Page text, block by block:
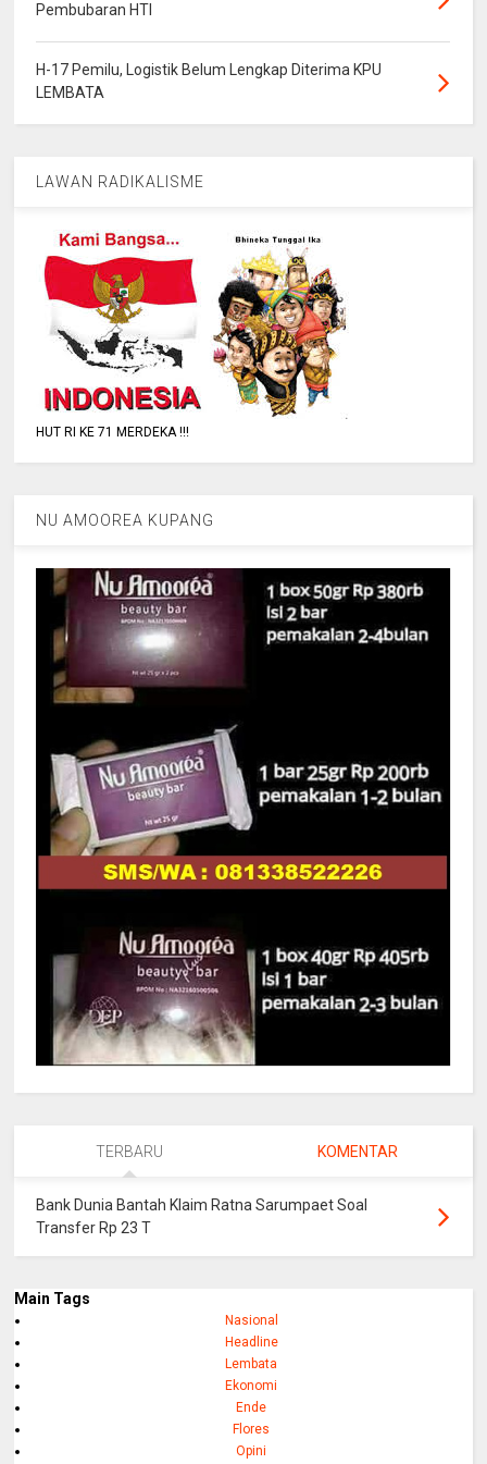
Pembubaran HTI
H-17 Pemilu, Logistik Belum Lengkap Diterima KPU
LEMBATA
LAWAN RADIKALISME
HUT RI KE 71 MERDEKA !!!
NU AMOOREA KUPANG
TERBARU KOMENTAR
Bank Dunia Bantah Klaim Ratna Sarumpaet Soal
Transfer Rp 23 T
Main Tags
Nasional
Headline
Lembata
Ekonomi
Ende
Flores
Opini